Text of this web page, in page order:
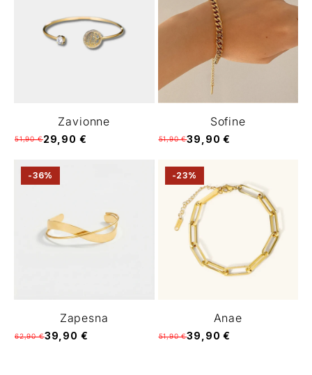
Zavionne
51,90 €29,90 €
Sofine
51,90 €39,90 €
-36%
Zapesna
62,90 €39,90 €
-23%
Anae
51,90 €39,90 €